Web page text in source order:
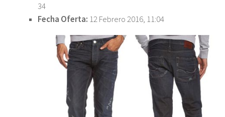
34
Fecha Oferta: 12 Febrero 2016, 11:04